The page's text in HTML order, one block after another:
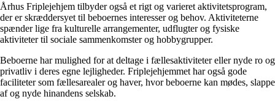
Århus Friplejehjem tilbyder også et rigt og varieret aktivitetsprogram,
der er skræddersyet til beboernes interesser og behov. Aktiviteterne
spænder lige fra kulturelle arrangementer, udflugter og fysiske
aktiviteter til sociale sammenkomster og hobbygrupper.
Beboerne har mulighed for at deltage i fællesaktiviteter eller nyde ro og
privatliv i deres egne lejligheder. Friplejehjemmet har også gode
faciliteter som fællesarealer og haver, hvor beboerne kan mødes, slappe
af og nyde hinandens selskab.